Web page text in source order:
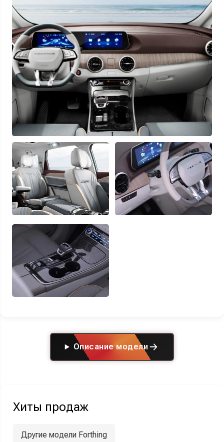
Описание модели
Хиты продаж
Другие модели Forthing